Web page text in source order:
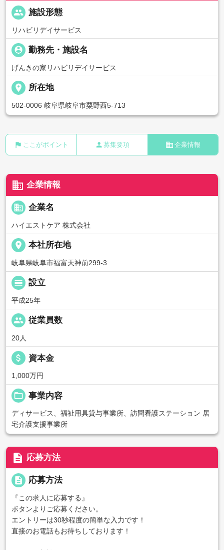
people 施設形態
リハビリデイサービス
person_pin 勤務先・施設名
げんきの家リハビリデイサービス
place 所在地
502-0006 岐阜県岐阜市粟野西5-713
flag ここがポイント person 募集要項 business 企業情報
business 企業情報
business 企業名
ハイエストケア 株式会社
place 本社所在地
岐阜県岐阜市福富天神前299-3
calendar_view_day 設立
平成25年
people 従業員数
20人
attach_money 資本金
1,000万円
folder_open 事業内容
ディサービス、福祉用具貸与事業所、訪問看護ステーション 居
宅介護支援事業所
description 応募方法
description 応募方法
『この求人に応募する』
ボタンよりご応募ください。
エントリーは30秒程度の簡単な入力です！
直接のお電話もお待ちしております！